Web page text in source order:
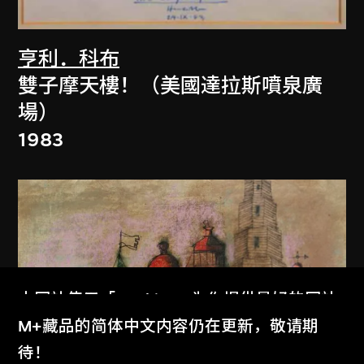
亨利．科布
雙子摩天樓！（美國達拉斯噴泉廣
場）
1983
本网站使用「Cookies」为你提供最好的网站
体验。
了解更多
M+藏品的简体中文内容仍在更新，敬请期
待！